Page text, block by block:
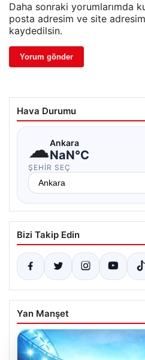
Daha sonraki yorumlarımda
posta adresim ve site adresim
kaydedilsin.
Hava Durumu
☁Ankara
NaN°C
ŞEHIR SEÇ
Bizi Takip Edin
Yan Manşet